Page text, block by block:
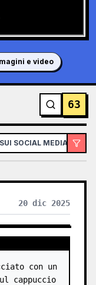
e video
63
SOCIAL MEDIA
20 dic 2025
cappuccio